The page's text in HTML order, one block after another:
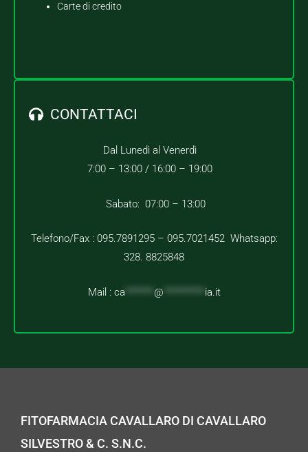
Carte di credito
CONTATTACI
Dal Lunedì al Venerdì
7:00 – 13:00 / 16:00 – 19:00
Sabato: 07:00 – 13:00
Telefono/Fax : 095.7891295 – 095.7021452 Whatsapp:
328. 8825848
Mail : ca @ ia.it
FITOFARMACIA CAVALLARO DI CAVALLARO
SILVESTRO & C. S.N.C.